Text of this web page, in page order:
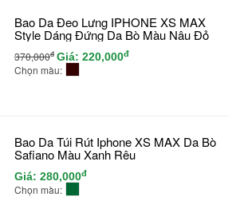
Bao Da Đeo Lưng IPHONE XS MAX
Style Dáng Đứng Da Bò Màu Nâu Đỏ
370,000đ Giá: 220,000đ
Chọn màu:
Bao Da Túi Rút Iphone XS MAX Da Bò
Safiano Màu Xanh Rêu
Giá: 280,000đ
Chọn màu: